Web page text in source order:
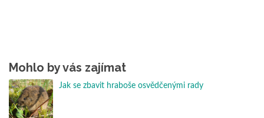
Mohlo by vás zajímat
Jak se zbavit hraboše osvědčenými rady